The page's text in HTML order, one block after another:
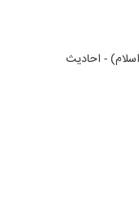
- احادیث